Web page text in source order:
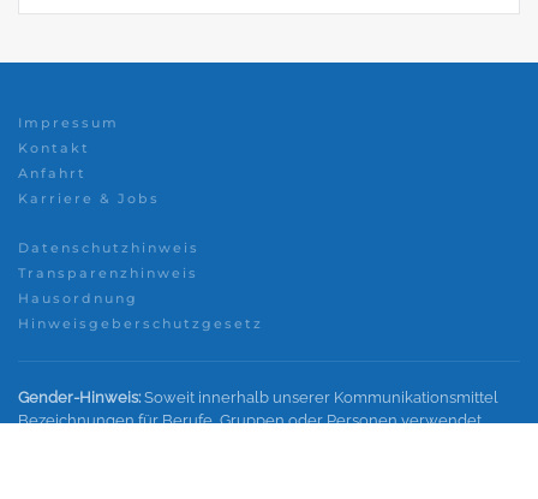
Impressum
Kontakt
Anfahrt
Karriere & Jobs
Datenschutzhinweis
Transparenzhinweis
Hausordnung
Hinweisgeberschutzgesetz
Gender-Hinweis: Soweit innerhalb unserer Kommunikationsmittel
Bezeichnungen für Berufe, Gruppen oder Personen verwendet